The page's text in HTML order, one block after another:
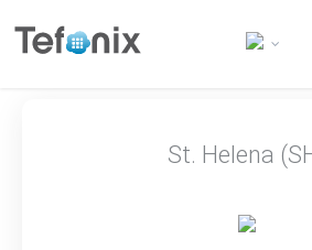
St. Helena